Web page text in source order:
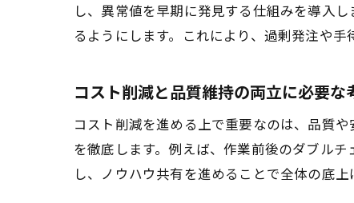
し、異常値を早期に発見する仕組みを導入
るようにします。これにより、過剰発注や
コスト削減と品質維持の両立に必要な
コスト削減を進める上で重要なのは、品質
を徹底します。例えば、作業前後のダブル
し、ノウハウ共有を進めることで全体の底